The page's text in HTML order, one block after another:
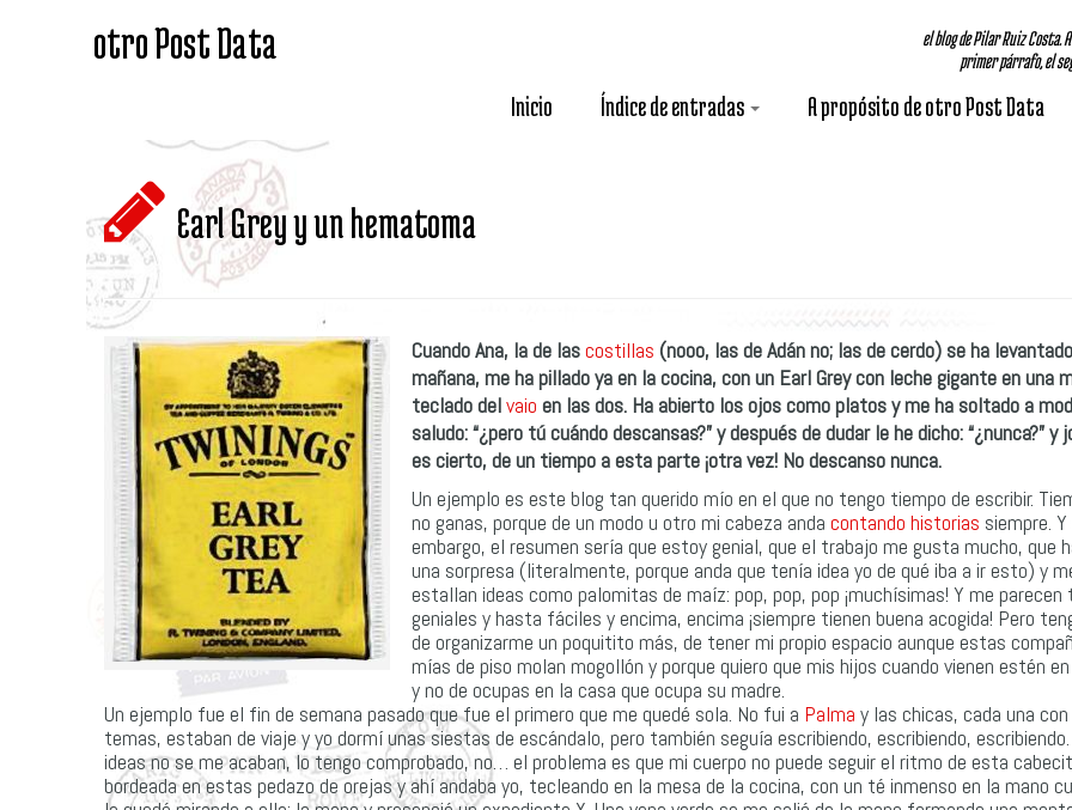
otro Post Data
el blog de Pilar Ruiz Costa.
primer párrafo, el
Inicio Índice de entradas A propósito de otro Post Data
Earl Grey y un hematoma
Cuando Ana, la de lascostillas (nooo, las de Adán no; las de cerdo) se ha
mañana, me ha pillado ya en la cocina, con un Earl Grey con leche gigante en una
teclado delvaio en las dos. Ha abierto los ojos como platos y me ha soltado a
saludo: “¿pero tú cuándo descansas?” y después de dudar le he dicho: “¿nunca?” y
es cierto, de un tiempo a esta parte ¡otra vez! No descanso nunca.
Un ejemplo es este blog tan querido mío en el que no tengo tiempo de escribir.
no ganas, porque de un modo u otro mi cabeza anda contando historias siempre.
embargo, el resumen sería que estoy genial, que el trabajo me gusta mucho, que
una sorpresa (literalmente, porque anda que tenía idea yo de qué iba a ir esto) y
estallan ideas como palomitas de maíz: pop, pop, pop ¡muchísimas! Y me parecen
geniales y hasta fáciles y encima, encima ¡siempre tienen buena acogida! Pero
de organizarme un poquitito más, de tener mi propio espacio aunque estas
mías de piso molan mogollón y porque quiero que mis hijos cuando vienen estén
y no de ocupas en la casa que ocupa su madre.
Un ejemplo fue el fin de semana pasado que fue el primero que me quedé sola. No fui a Palma y las chicas, cada una
temas, estaban de viaje y yo dormí unas siestas de escándalo, pero también seguía escribiendo, escribiendo,
ideas no se me acaban, lo tengo comprobado, no… el problema es que mi cuerpo no puede seguir el ritmo de esta
bordeada en estas pedazo de orejas y ahí andaba yo, tecleando en la mesa de la cocina, con un té inmenso en la mano